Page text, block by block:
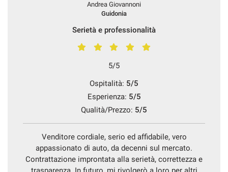
Andrea Giovannoni
Guidonia
Serietà e professionalità
5/5
Ospitalità: 5/5
Esperienza: 5/5
Qualità/Prezzo: 5/5
Venditore cordiale, serio ed affidabile, vero
appassionato di auto, da decenni sul mercato.
Contrattazione improntata alla serietà, correttezza e